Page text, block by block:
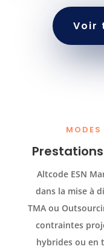
Voir
Altcode ESN
dans la mise à
TMA ou
contraintes
hybrides ou en